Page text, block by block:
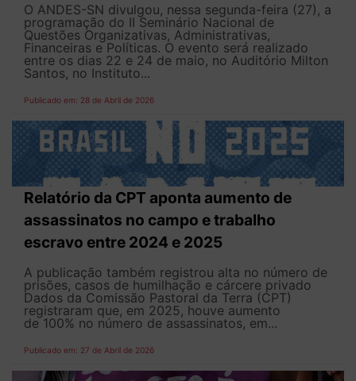
O ANDES-SN divulgou, nessa segunda-feira (27), a
programação do II Seminário Nacional de
Questões Organizativas, Administrativas,
Financeiras e Políticas. O evento será realizado
entre os dias 22 e 24 de maio, no Auditório Milton
Santos, no Instituto...
Publicado em: 28 de Abril de 2026
Relatório da CPT aponta aumento de
assassinatos no campo e trabalho
escravo entre 2024 e 2025
A publicação também registrou alta no número de
prisões, casos de humilhação e cárcere privado
Dados da Comissão Pastoral da Terra (CPT)
registraram que, em 2025, houve aumento
de 100% no número de assassinatos, em...
Publicado em: 27 de Abril de 2026